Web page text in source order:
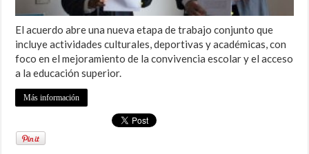
El acuerdo abre una nueva etapa de trabajo conjunto que
incluye actividades culturales, deportivas y académicas, con
foco en el mejoramiento de la convivencia escolar y el acceso
a la educación superior.
Más información